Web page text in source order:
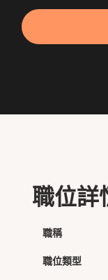
職位詳
職稱
職位類型